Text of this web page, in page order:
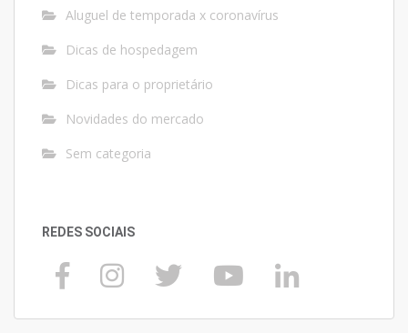
Aluguel de temporada x coronavírus
Dicas de hospedagem
Dicas para o proprietário
Novidades do mercado
Sem categoria
REDES SOCIAIS